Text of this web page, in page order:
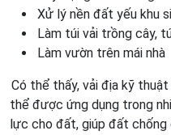
Xử lý nền đất yếu khu
Làm túi vải trồng cây,
Làm vườn trên mái nhà
Có thể thấy, vải địa kỹ
thể được ứng dụng trong
lực cho đất, giúp đất